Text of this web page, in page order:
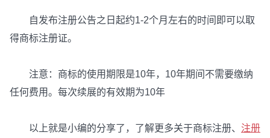
自发布注册公告之日起约1-2个月左右的时间即可以取
得商标注册证。
注意：商标的使用期限是10年，10年期间不需要缴纳
任何费用。每次续展的有效期为10年
以上就是小编的分享了，了解更多关于商标注册、 注册